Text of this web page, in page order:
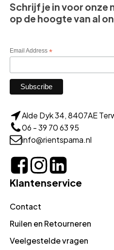
Schrijf je in voor onze
op de hoogte van al
Email Address *
Alde Dyk 34, 8407AE
06 - 39 70 63 95
info@rientspama.nl
Klantenservice
Contact
Ruilen en Retourneren
Veelgestelde vragen